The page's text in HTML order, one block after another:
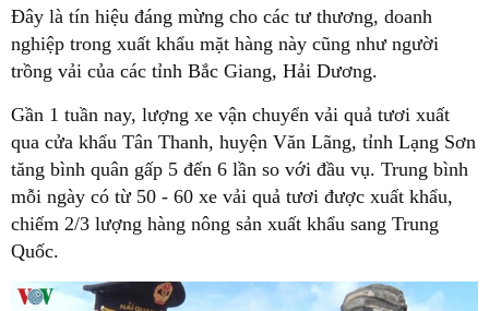
Đây là tín hiệu đáng mừng cho các tư thương, doanh
nghiệp trong xuất khẩu mặt hàng này cũng như người
trồng vải của các tỉnh Bắc Giang, Hải Dương.
Gần 1 tuần nay, lượng xe vận chuyển vải quả tươi xuất
qua cửa khẩu Tân Thanh, huyện Văn Lãng, tỉnh Lạng Sơn
tăng bình quân gấp 5 đến 6 lần so với đầu vụ. Trung bình
mỗi ngày có từ 50 - 60 xe vải quả tươi được xuất khẩu,
chiếm 2/3 lượng hàng nông sản xuất khẩu sang Trung
Quốc.